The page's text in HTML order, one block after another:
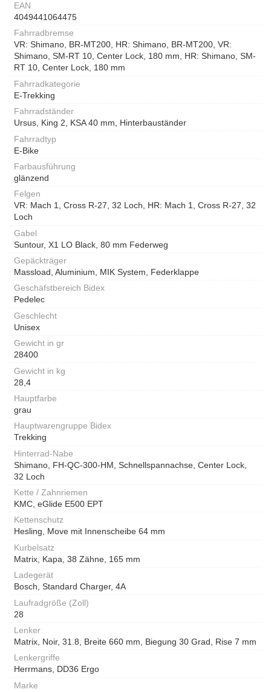
EAN
4049441064475
Fahrradbremse
VR: Shimano, BR-MT200, HR: Shimano, BR-MT200, VR:
Shimano, SM-RT 10, Center Lock, 180 mm, HR: Shimano, SM-
RT 10, Center Lock, 180 mm
Fahrradkategorie
E-Trekking
Fahrradständer
Ursus, King 2, KSA 40 mm, Hinterbauständer
Fahrradtyp
E-Bike
Farbausführung
glänzend
Felgen
VR: Mach 1, Cross R-27, 32 Loch, HR: Mach 1, Cross R-27, 32
Loch
Gabel
Suntour, X1 LO Black, 80 mm Federweg
Gepäckträger
Massload, Aluminium, MIK System, Federklappe
Geschäfstbereich Bidex
Pedelec
Geschlecht
Unisex
Gewicht in gr
28400
Gewicht in kg
28,4
Hauptfarbe
grau
Hauptwarengruppe Bidex
Trekking
Hinterrad-Nabe
Shimano, FH-QC-300-HM, Schnellspannachse, Center Lock,
32 Loch
Kette / Zahnriemen
KMC, eGlide E500 EPT
Kettenschutz
Hesling, Move mit Innenscheibe 64 mm
Kurbelsatz
Matrix, Kapa, 38 Zähne, 165 mm
Ladegerät
Bosch, Standard Charger, 4A
Laufradgröße (Zoll)
28
Lenker
Matrix, Noir, 31.8, Breite 660 mm, Biegung 30 Grad, Rise 7 mm
Lenkergriffe
Herrmans, DD36 Ergo
Marke